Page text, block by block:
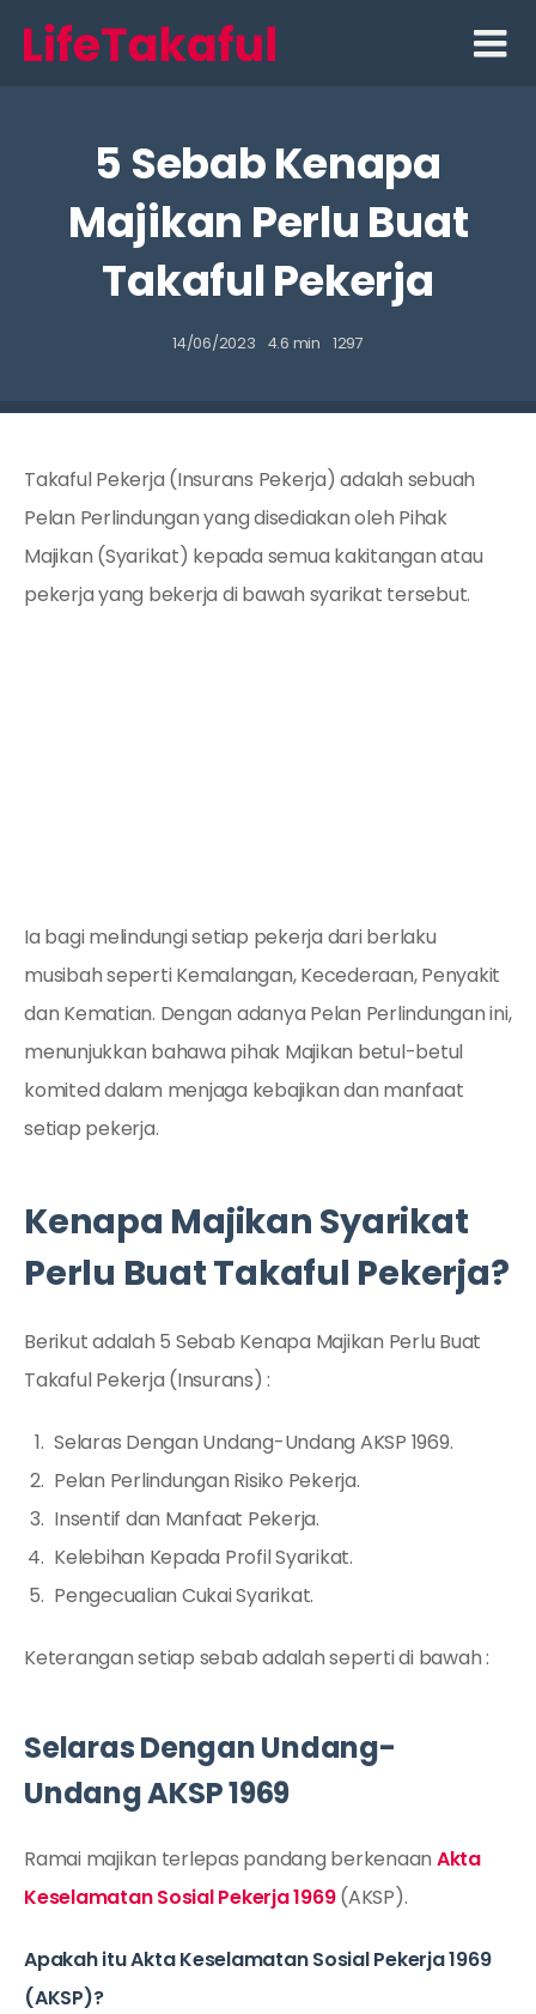
5 Sebab Kenapa
Majikan Perlu Buat
Takaful Pekerja
14/06/2023 4.6 min 1297
Takaful Pekerja (Insurans Pekerja) adalah sebuah
Pelan Perlindungan yang disediakan oleh Pihak
Majikan (Syarikat) kepada semua kakitangan atau
pekerja yang bekerja di bawah syarikat tersebut.
Ia bagi melindungi setiap pekerja dari berlaku
musibah seperti Kemalangan, Kecederaan, Penyakit
dan Kematian. Dengan adanya Pelan Perlindungan ini,
menunjukkan bahawa pihak Majikan betul-betul
komited dalam menjaga kebajikan dan manfaat
setiap pekerja.
Kenapa Majikan Syarikat
Perlu Buat Takaful Pekerja?
Berikut adalah 5 Sebab Kenapa Majikan Perlu Buat
Takaful Pekerja (Insurans) :
Selaras Dengan Undang-Undang AKSP 1969.
Pelan Perlindungan Risiko Pekerja.
Insentif dan Manfaat Pekerja.
Kelebihan Kepada Profil Syarikat.
Pengecualian Cukai Syarikat.
Keterangan setiap sebab adalah seperti di bawah :
Selaras Dengan Undang-
Undang AKSP 1969
Ramai majikan terlepas pandang berkenaan Akta
Keselamatan Sosial Pekerja 1969(AKSP).
Apakah itu Akta Keselamatan Sosial Pekerja 1969
(AKSP)?